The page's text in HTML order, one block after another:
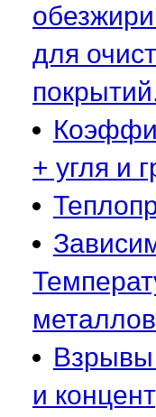
для
+ угля и
Взрывы
и